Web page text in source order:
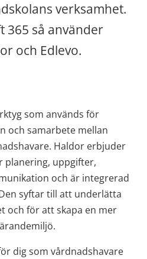
verksamhet.
365 så använder
och Edlevo.
som används för
och samarbete mellan
Haldor erbjuder
planering, uppgifter,
och är integrerad
syftar till att underlätta
och för att skapa en mer
dig som vårdnadshavare